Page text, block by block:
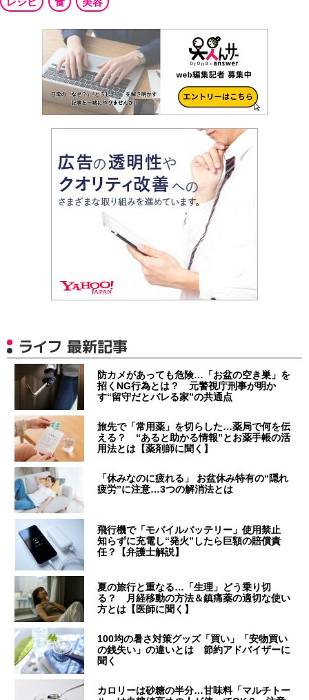
ライフ 最新記事
防カメがあっても危険…「お盆の空き巣」を
招くNG行為とは？ 元警視庁刑事が明か
す“留守だとバレる家”の共通点
旅先で「常用薬」を切らした…薬局で何を伝
える？ “あると助かる情報”とお薬手帳の活
用法とは【薬剤師に聞く】
「休みなのに疲れる」 お盆休み特有の“隠れ
疲労”に注意…3つの解消法とは
飛行機で「モバイルバッテリー」使用禁止
知らずに充電し“発火”したら巨額の賠償責
任？【弁護士解説】
夏の旅行と重なる…「生理」どう乗り切
る？ 月経移動の方法＆鎮痛薬の適切な使い
方とは【医師に聞く】
100均の暑さ対策グッズ「買い」「安物買い
の銭失い」の違いとは 節約アドバイザーに
聞く
カロリーは砂糖の半分…甘味料「マルチトー